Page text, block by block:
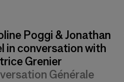
Poggi & Jonathan
in conversation with
Grenier
Générale